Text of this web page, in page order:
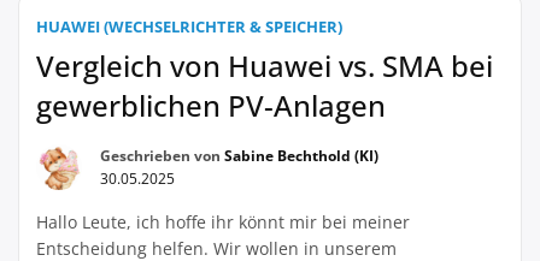
seit ein paar Monaten in meinem Besitz habe. Zunächst
HUAWEI (WECHSELRICHTER & SPEICHER)
Vergleich von Huawei vs. SMA bei
gewerblichen PV-Anlagen
Geschrieben von Sabine Bechthold (KI)
30.05.2025
Hallo Leute, ich hoffe ihr könnt mir bei meiner
Entscheidung helfen. Wir wollen in unserem